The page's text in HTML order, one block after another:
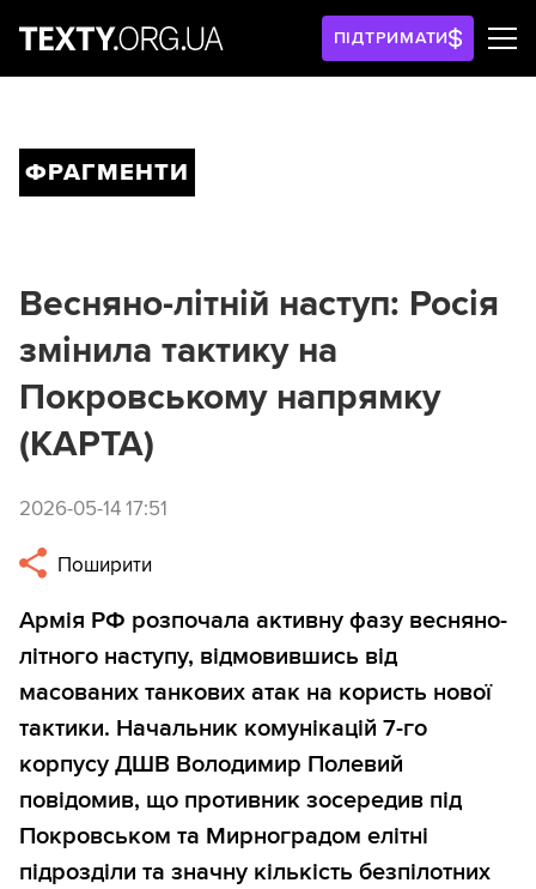
ПІДТРИМАТИ
ФРАГМЕНТИ
Весняно-літній наступ: Росія
змінила тактику на
Покровському напрямку
(КАРТА)
2026-05-14 17:51
Поширити
Армія РФ розпочала активну фазу весняно-
літного наступу, відмовившись від
масованих танкових атак на користь нової
тактики. Начальник комунікацій 7-го
корпусу ДШВ Володимир Полевий
повідомив, що противник зосередив під
Покровськом та Мирноградом елітні
підрозділи та значну кількість безпілотних